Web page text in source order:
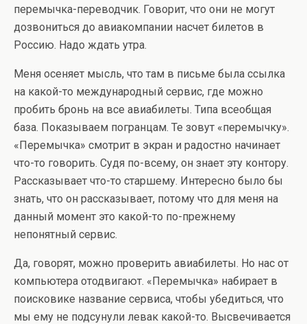
перемычка-переводчик. Говорит, что они не могут
дозвониться до авиакомпании насчет билетов в
Россию. Надо ждать утра.
Меня осеняет мысль, что там в письме была ссылка
на какой-то международный сервис, где можно
пробить бронь на все авиабилеты. Типа всеобщая
база. Показываем погранцам. Те зовут «перемычку».
«Перемычка» смотрит в экран и радостно начинает
что-то говорить. Судя по-всему, он знает эту контору.
Рассказывает что-то старшему. Интересно было бы
знать, что он рассказывает, потому что для меня на
данный момент это какой-то по-прежнему
непонятный сервис.
Да, говорят, можно проверить авиабилеты. Но нас от
компьютера отодвигают. «Перемычка» набирает в
поисковике название сервиса, чтобы убедиться, что
мы ему не подсунули левак какой-то. Высвечивается